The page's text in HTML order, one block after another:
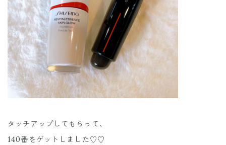
タッチアップしてもらって、
140番をゲットしました♡♡